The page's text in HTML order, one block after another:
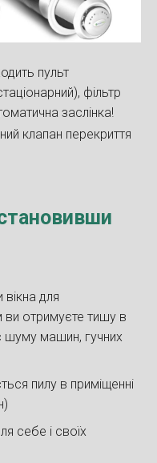
пульт
фільтр
заслінка!
клапан перекриття
для
ви отримуєте тишу в
шуму машин, гучних
пилу в приміщенні
себе і своїх